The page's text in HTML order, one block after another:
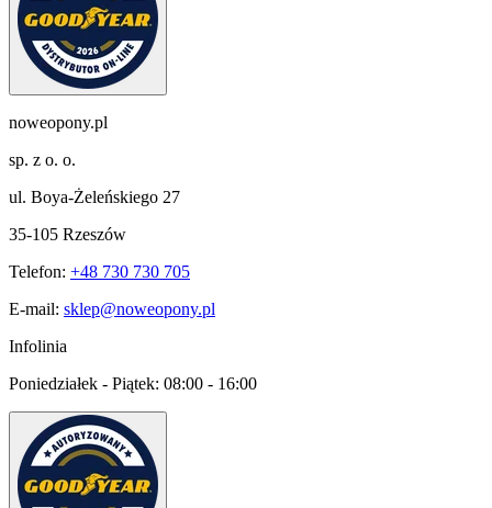
noweopony.pl
sp. z o. o.
ul. Boya-Żeleńskiego 27
35-105 Rzeszów
Telefon: +48 730 730 705
E-mail: sklep@noweopony.pl
Infolinia
Poniedziałek - Piątek: 08:00 - 16:00